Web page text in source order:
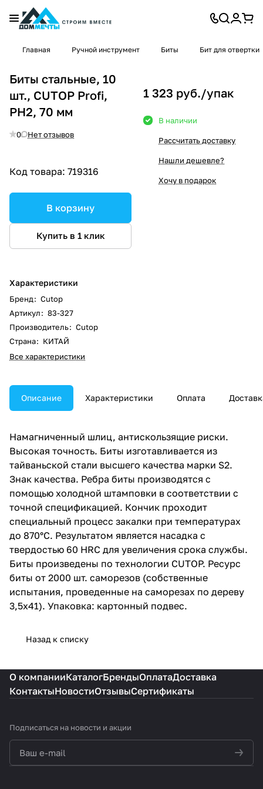
Главная Ручной инструмент Биты Бит для отвертки
Биты стальные, 10
шт., CUTOP Profi,
PH2, 70 мм
0 Нет отзывов
Код товара: 719316
В корзину
Купить в 1 клик
Характеристики
Бренд: Cutop
Артикул: 83-327
Производитель: Cutop
Страна: КИТАЙ
Все характеристики
1 323 руб./упак
В наличии
Рассчитать доставку
Нашли дешевле?
Хочу в подарок
Описание Характеристики Оплата
Намагниченный шлиц, антискользящие риски.
Высокая точность. Биты изготавливается из
тайваньской стали высшего качества марки S2.
Знак качества. Ребра биты производятся с
помощью холодной штамповки в соответствии с
точной спецификацией. Кончик проходит
специальный процесс закалки при температурах
до 870°C. Результатом является насадка с
твердостью 60 HRC для увеличения срока службы.
Биты произведены по технологии CUTOP. Ресурс
биты от 2000 шт. саморезов (собственные
испытания, проведенные на саморезах по дереву
3,5х41). Упаковка: картонный подвес.
Назад к списку
О компанииКаталогБрендыОплатаДоставка
КонтактыНовостиОтзывыСертификаты
Подписаться на новости и акции